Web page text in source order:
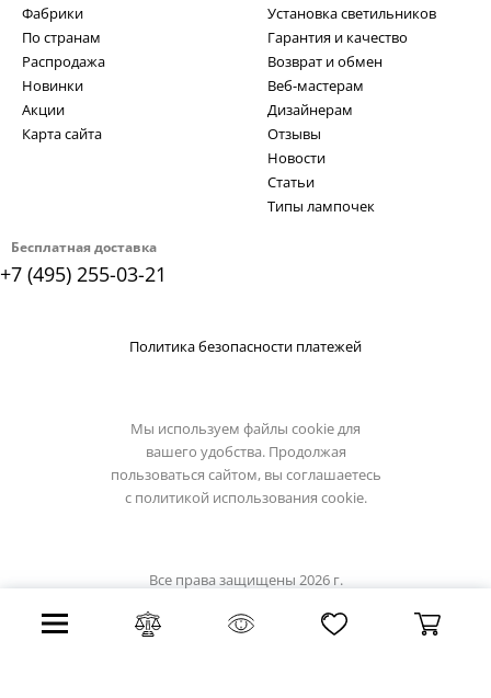
Бесплатная доставка
+7 (495) 255-03-21
Фабрики
По странам
Распродажа
Новинки
Акции
Карта сайта
Установка светильников
Гарантия и качество
Возврат и обмен
Веб-мастерам
Дизайнерам
Отзывы
Новости
Статьи
Типы лампочек
Политика безопасности платежей
Мы используем файлы cookie для
вашего удобства. Продолжая
пользоваться сайтом, вы соглашаетесь
с политикой использования cookie.
Все права защищены 2026 г.